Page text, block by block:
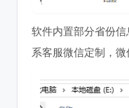
软件内置部分省份
系客服微信定制，